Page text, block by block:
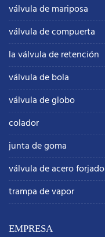
válvula de mariposa
válvula de compuerta
la válvula de retención
válvula de bola
válvula de globo
colador
junta de goma
válvula de acero forjado
trampa de vapor
EMPRESA